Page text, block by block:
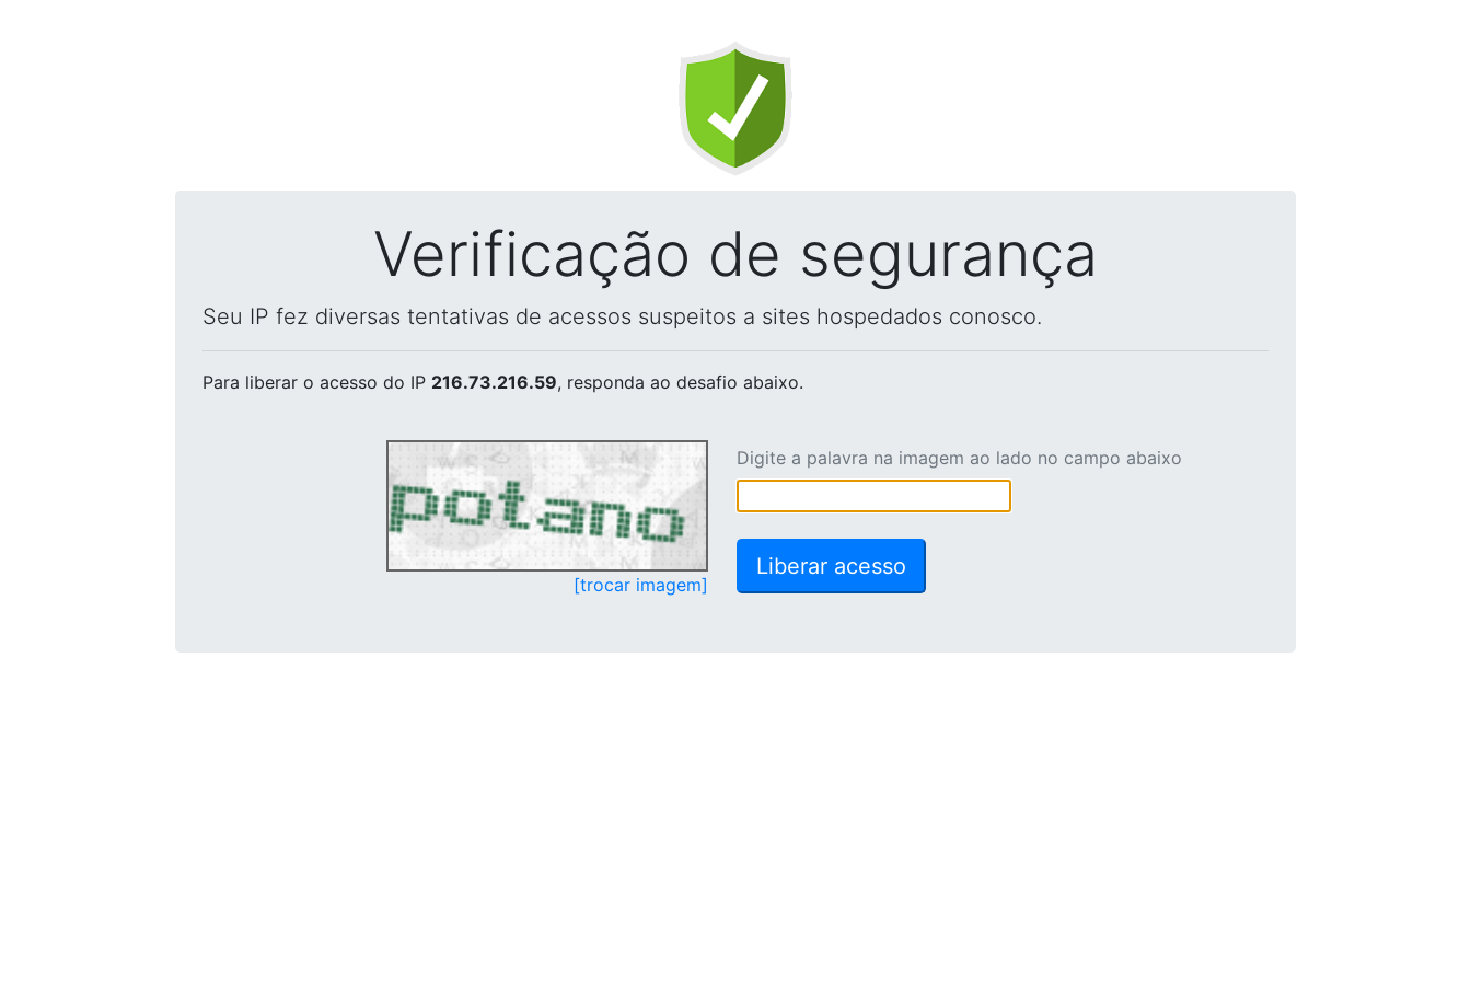
Verificação de segurança
Seu IP fez diversas tentativas de acessos suspeitos a sites hospedados conosco.
Para liberar o acesso do IP 216.73.216.59, responda ao desafio abaixo.
[trocar imagem]
Digite a palavra na imagem ao lado no campo abaixo